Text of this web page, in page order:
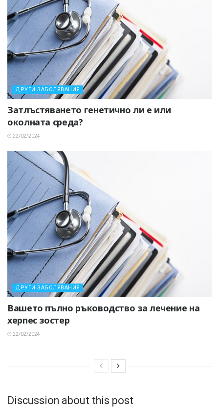
ДРУГИ ЗАБОЛЯВАНИЯ
Затлъстяването генетично ли е или
околната среда?
22/02/2024
ДРУГИ ЗАБОЛЯВАНИЯ
Вашето пълно ръководство за лечение на
херпес зостер
22/02/2024
Discussion about this post